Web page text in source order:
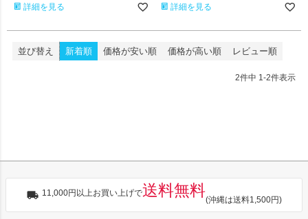
詳細を見る 詳細を見る
並び替え 新着順 価格が安い順 価格が高い順 レビュー順
2件中 1-2件表示
11,000円以上お買い上げで送料無料
(沖縄は送料1,500円)